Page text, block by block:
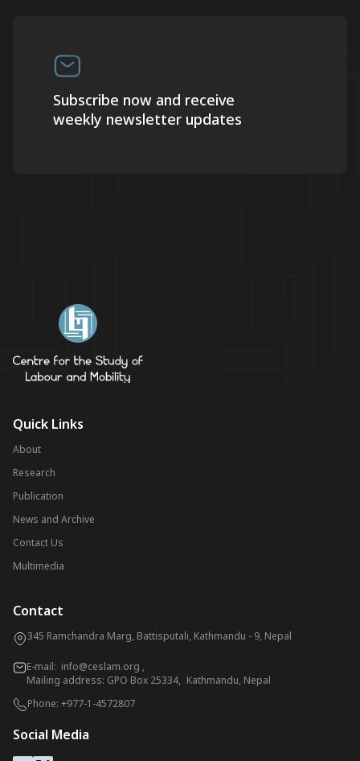
Subscribe now and receive
weekly newsletter updates
Quick Links
About
Research
Publication
News and Archive
Contact Us
Multimedia
Contact
345 Ramchandra Marg, Battisputali, Kathmandu - 9, Nepal
E-mail: info@ceslam.org ,
Mailing address: GPO Box 25334, Kathmandu, Nepal
Phone: +977-1-4572807
Social Media